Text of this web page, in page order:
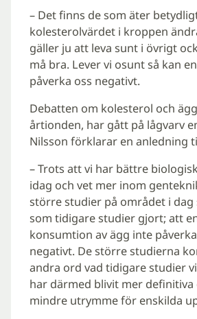
– Det finns de som äter
kolesterolvärdet i kroppen
gäller ju att leva sunt i övrigt
må bra. Lever vi osunt så kan
påverka oss negativt.
Debatten om kolesterol och
årtionden, har gått på lågvarv
Nilsson förklarar en anledning
– Trots att vi har bättre
idag och vet mer inom
större studier på området i dag
som tidigare studier gjort; att
konsumtion av ägg inte
negativt. De större studierna
andra ord vad tidigare studier
har därmed blivit mer definitiva
mindre utrymme för enskilda